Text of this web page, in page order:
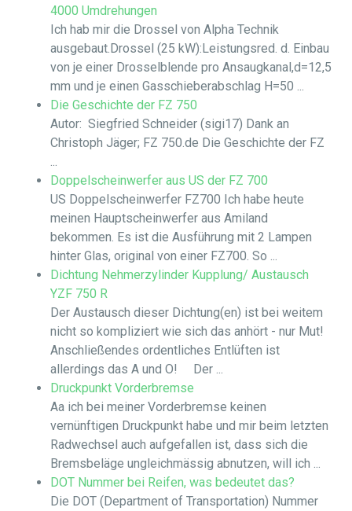
4000 Umdrehungen
Ich hab mir die Drossel von Alpha Technik
ausgebaut.Drossel (25 kW):Leistungsred. d. Einbau
von je einer Drosselblende pro Ansaugkanal,d=12,5
mm und je einen Gasschieberabschlag H=50 ...
Die Geschichte der FZ 750
Autor: Siegfried Schneider (sigi17) Dank an
Christoph Jäger; FZ 750.de Die Geschichte der FZ
Doppelscheinwerfer aus US der FZ 700
US Doppelscheinwerfer FZ700 Ich habe heute
meinen Hauptscheinwerfer aus Amiland
bekommen. Es ist die Ausführung mit 2 Lampen
hinter Glas, original von einer FZ700. So ...
Dichtung Nehmerzylinder Kupplung/ Austausch
YZF 750 R
Der Austausch dieser Dichtung(en) ist bei weitem
nicht so kompliziert wie sich das anhört - nur Mut!
Anschließendes ordentliches Entlüften ist
allerdings das A und O! Der ...
Druckpunkt Vorderbremse
Aa ich bei meiner Vorderbremse keinen
vernünftigen Druckpunkt habe und mir beim letzten
Radwechsel auch aufgefallen ist, dass sich die
Bremsbeläge ungleichmässig abnutzen, will ich ...
DOT Nummer bei Reifen, was bedeutet das?
Die DOT (Department of Transportation) Nummer